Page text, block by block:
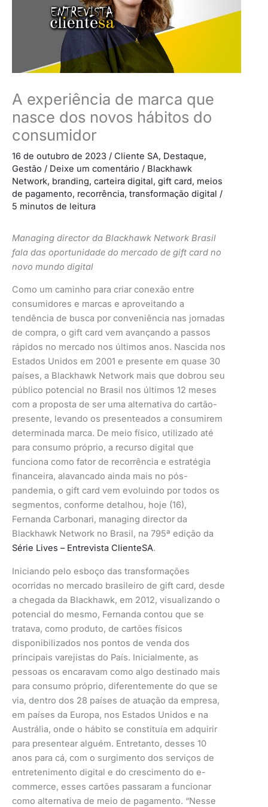
A experiência de marca que
nasce dos novos hábitos do
consumidor
16 de outubro de 2023 / Cliente SA, Destaque,
Gestão / Deixe um comentário / Blackhawk
Network, branding, carteira digital, gift card, meios
de pagamento, recorrência, transformação digital /
5 minutos de leitura
Managing director da Blackhawk Network Brasil
fala das oportunidade do mercado de gift card no
novo mundo digital
Como um caminho para criar conexão entre
consumidores e marcas e aproveitando a
tendência de busca por conveniência nas jornadas
de compra, o gift card vem avançando a passos
rápidos no mercado nos últimos anos. Nascida nos
Estados Unidos em 2001 e presente em quase 30
países, a Blackhawk Network mais que dobrou seu
público potencial no Brasil nos últimos 12 meses
com a proposta de ser uma alternativa do cartão-
presente, levando os presenteados a consumirem
determinada marca. De meio físico, utilizado até
para consumo próprio, a recurso digital que
funciona como fator de recorrência e estratégia
financeira, alavancado ainda mais no pós-
pandemia, o gift card vem evoluindo por todos os
segmentos, conforme detalhou, hoje (16),
Fernanda Carbonari, managing director da
Blackhawk Network no Brasil, na 795ª edição da
Série Lives – Entrevista ClienteSA.
Iniciando pelo esboço das transformações
ocorridas no mercado brasileiro de gift card, desde
a chegada da Blackhawk, em 2012, visualizando o
potencial do mesmo, Fernanda contou que se
tratava, como produto, de cartões físicos
disponibilizados nos pontos de venda dos
principais varejistas do País. Inicialmente, as
pessoas os encaravam como algo destinado mais
para consumo próprio, diferentemente do que se
via, dentro dos 28 países de atuação da empresa,
em países da Europa, nos Estados Unidos e na
Austrália, onde o hábito se constituía em adquirir
para presentear alguém. Entretanto, desses 10
anos para cá, com o surgimento dos serviços de
entretenimento digital e do crescimento do e-
commerce, esses cartões passaram a funcionar
como alternativa de meio de pagamento. “Nesse